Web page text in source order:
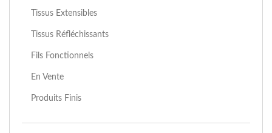
Tissus Extensibles
Tissus Réfléchissants
Fils Fonctionnels
En Vente
Produits Finis